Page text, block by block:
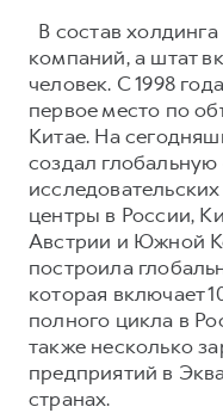
В состав
компаний, а штат
человек. С 1998
первое место по
Китае. На
создал глобальную
центры в России,
Австрии и Южной
построила
которая включает
полного цикла в
также несколько
предприятий в
странах.